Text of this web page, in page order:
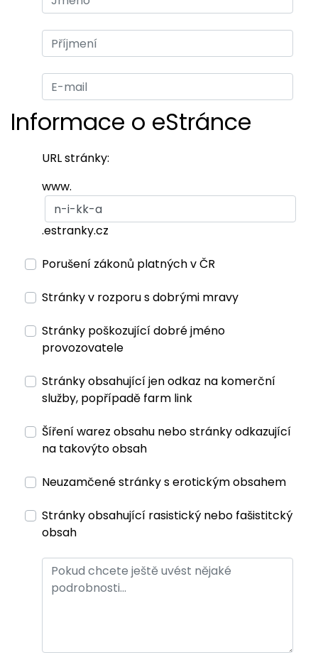
Informace o eStránce
URL stránky:
www.
.estranky.cz
Porušení zákonů platných v ČR
Stránky v rozporu s dobrými mravy
Stránky poškozující dobré jméno
provozovatele
Stránky obsahující jen odkaz na komerční
služby, popřípadě farm link
Šíření warez obsahu nebo stránky odkazující
na takovýto obsah
Neuzamčené stránky s erotickým obsahem
Stránky obsahující rasistický nebo fašistitcký
obsah